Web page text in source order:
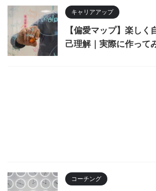
キャリアアップ
【偏愛マップ】楽しく
己理解｜実際に作って
コーチング